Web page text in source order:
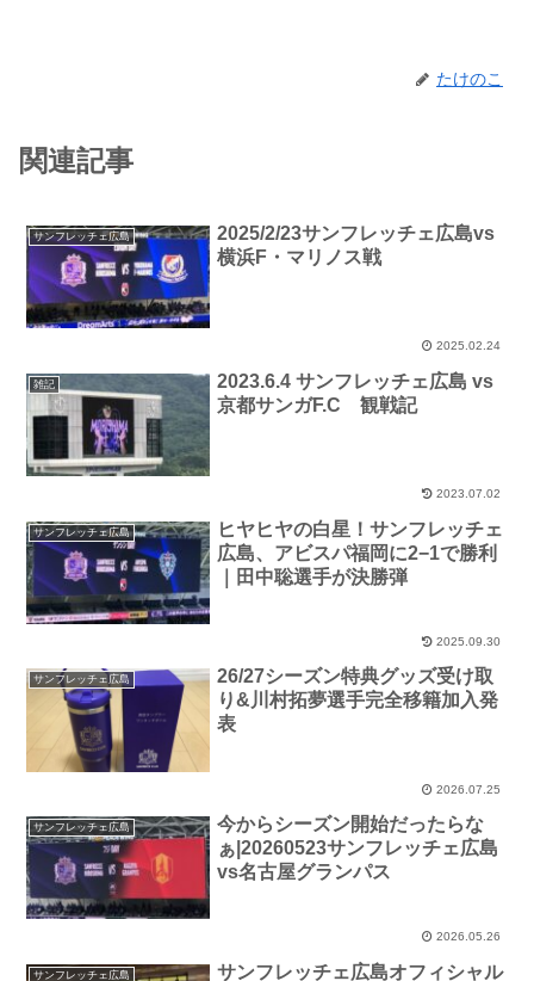
たけのこ
関連記事
サンフレッチェ広島
2025/2/23サンフレッチェ広島vs
横浜F・マリノス戦
2025.02.24
雑記
2023.6.4 サンフレッチェ広島 vs
京都サンガF.C 観戦記
2023.07.02
サンフレッチェ広島
ヒヤヒヤの白星！サンフレッチェ
広島、アビスパ福岡に2−1で勝利
｜田中聡選手が決勝弾
2025.09.30
サンフレッチェ広島
26/27シーズン特典グッズ受け取
り&川村拓夢選手完全移籍加入発
表
2026.07.25
サンフレッチェ広島
今からシーズン開始だったらな
ぁ|20260523サンフレッチェ広島
vs名古屋グランパス
2026.05.26
サンフレッチェ広島
サンフレッチェ広島オフィシャル